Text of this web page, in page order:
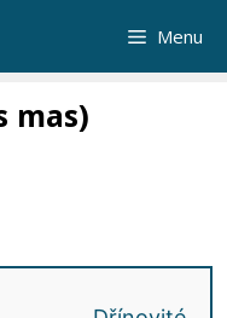
Menu
mas)